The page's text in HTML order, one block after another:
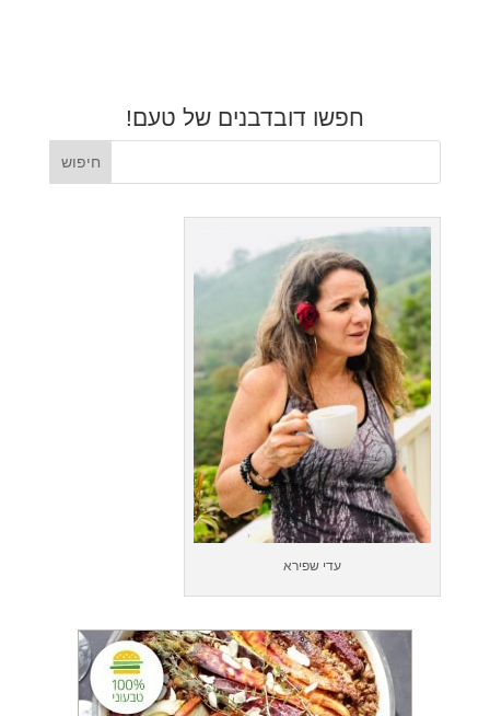
חפשו דובדבנים של טעם!
עדי שפירא